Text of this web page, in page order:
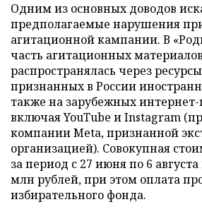
Одним из основных доводов
предполагаемые нарушения
агитационной кампании. В
часть агитационных
распространялась через
признанных в России
также на зарубежных
включая YouTube и Instagram
компании Meta, признанной
организацией). Совокупная
за период с 27 июня по 6
млн рублей, при этом оплата
избирательного фонда.